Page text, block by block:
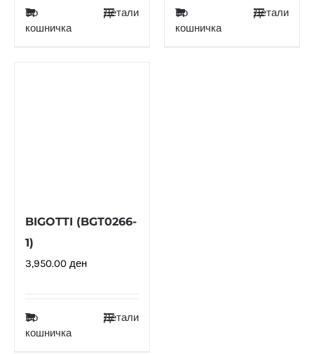
Во
кошничка
Детали
Во
кошничка
Детали
BIGOTTI (BGT0266-
1)
3,950.00 ден
Во
кошничка
Детали